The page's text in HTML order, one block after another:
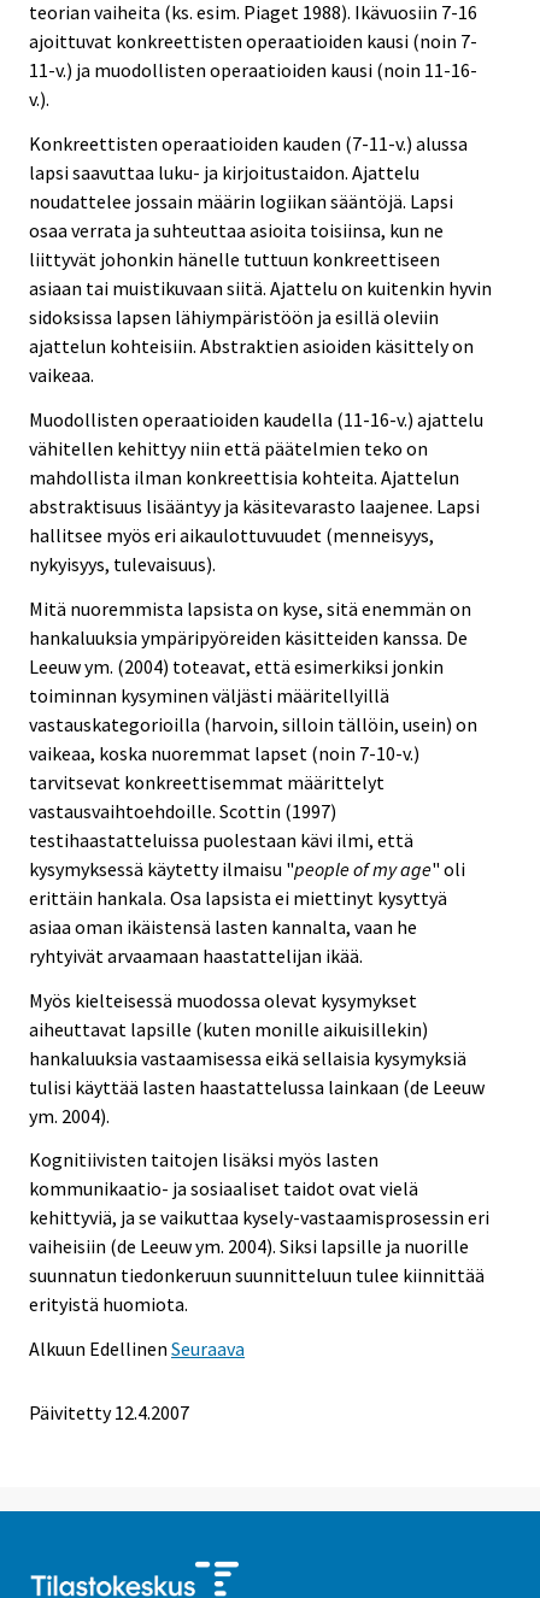
teorian vaiheita (ks. esim. Piaget 1988). Ikävuosiin 7-16
ajoittuvat konkreettisten operaatioiden kausi (noin 7-
11-v.) ja muodollisten operaatioiden kausi (noin 11-16-
v.).
Konkreettisten operaatioiden kauden (7-11-v.) alussa
lapsi saavuttaa luku- ja kirjoitustaidon. Ajattelu
noudattelee jossain määrin logiikan sääntöjä. Lapsi
osaa verrata ja suhteuttaa asioita toisiinsa, kun ne
liittyvät johonkin hänelle tuttuun konkreettiseen
asiaan tai muistikuvaan siitä. Ajattelu on kuitenkin hyvin
sidoksissa lapsen lähiympäristöön ja esillä oleviin
ajattelun kohteisiin. Abstraktien asioiden käsittely on
vaikeaa.
Muodollisten operaatioiden kaudella (11-16-v.) ajattelu
vähitellen kehittyy niin että päätelmien teko on
mahdollista ilman konkreettisia kohteita. Ajattelun
abstraktisuus lisääntyy ja käsitevarasto laajenee. Lapsi
hallitsee myös eri aikaulottuvuudet (menneisyys,
nykyisyys, tulevaisuus).
Mitä nuoremmista lapsista on kyse, sitä enemmän on
hankaluuksia ympäripyöreiden käsitteiden kanssa. De
Leeuw ym. (2004) toteavat, että esimerkiksi jonkin
toiminnan kysyminen väljästi määritellyillä
vastauskategorioilla (harvoin, silloin tällöin, usein) on
vaikeaa, koska nuoremmat lapset (noin 7-10-v.)
tarvitsevat konkreettisemmat määrittelyt
vastausvaihtoehdoille. Scottin (1997)
testihaastatteluissa puolestaan kävi ilmi, että
kysymyksessä käytetty ilmaisu "people of my age" oli
erittäin hankala. Osa lapsista ei miettinyt kysyttyä
asiaa oman ikäistensä lasten kannalta, vaan he
ryhtyivät arvaamaan haastattelijan ikää.
Myös kielteisessä muodossa olevat kysymykset
aiheuttavat lapsille (kuten monille aikuisillekin)
hankaluuksia vastaamisessa eikä sellaisia kysymyksiä
tulisi käyttää lasten haastattelussa lainkaan (de Leeuw
ym. 2004).
Kognitiivisten taitojen lisäksi myös lasten
kommunikaatio- ja sosiaaliset taidot ovat vielä
kehittyviä, ja se vaikuttaa kysely-vastaamisprosessin eri
vaiheisiin (de Leeuw ym. 2004). Siksi lapsille ja nuorille
suunnatun tiedonkeruun suunnitteluun tulee kiinnittää
erityistä huomiota.
Alkuun Edellinen Seuraava
Päivitetty12.4.2007